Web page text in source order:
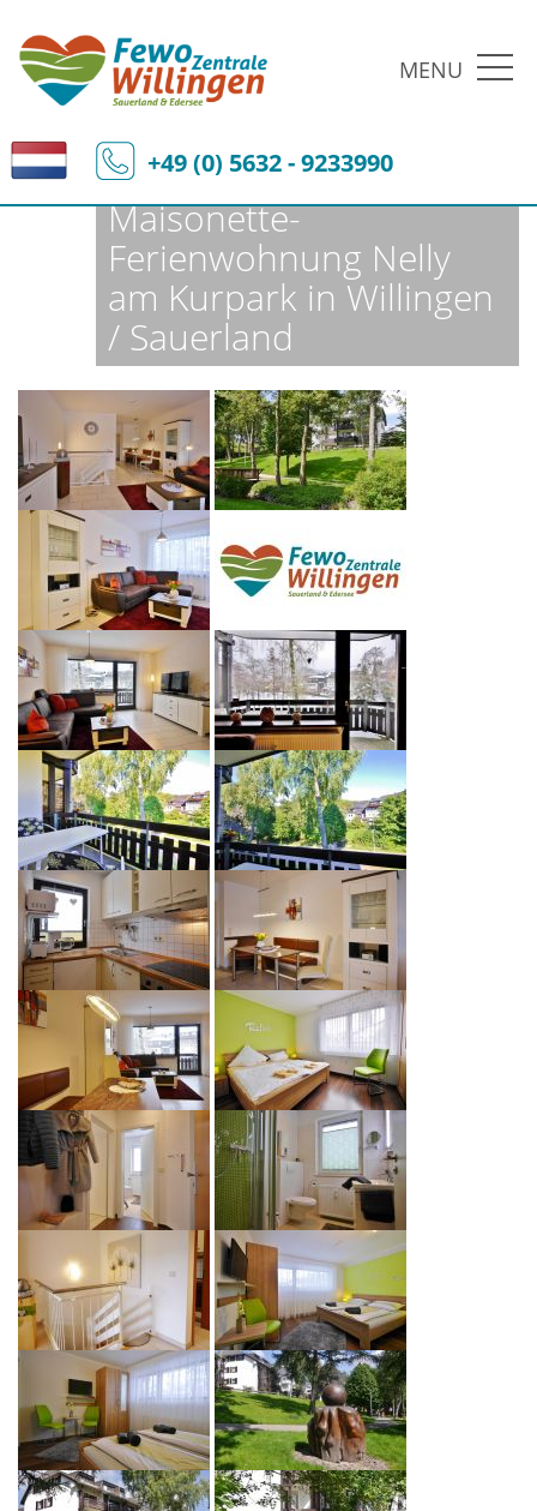
MENU
+49 (0) 5632 - 9233990
Fewo-Zentrale Willingen Ferienobjekte Fewo-Details
Maisonette-
Ferienwohnung Nelly
am Kurpark in Willingen
/ Sauerland